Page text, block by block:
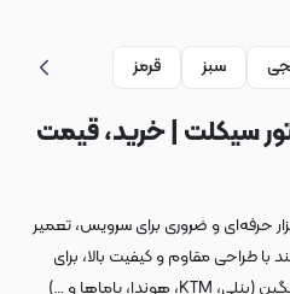
سبز قرمز
سیکلت | خرید، قیمت
حرفه‌ای و ضروری برای سرویس، تعمیر
با طراحی مقاوم و کیفیت بالا، برای
تمامی موتورسیکلت‌های سبک و سنگین (بنلی، KTM، هوندا، یاماها و …)